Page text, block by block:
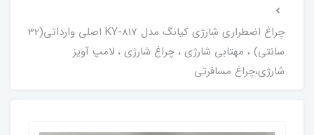
چراغ اضطراری شارژی کیانگ مدل KY-817 اصلی وارداتی(32
سانتی) ، مهتابی شارژی ، چراغ شارژی ، لامپ آویز
شارژی،چراغ مسافرتی